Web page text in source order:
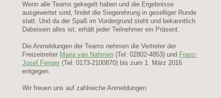
Wenn alle Teams gekegelt haben und die Ergebnisse
ausgewertet sind, findet die Siegerehrung in geselliger Runde
statt. Und da der Spaß im Vordergrund steht und bekanntlich
Dabeisein alles ist, erhält jeder Teilnehmer ein Präsent.
Die Anmeldungen der Teams nehmen die Vertreter der
Freizeitreiter Maria van Nahmen (Tel: 02802-4853) und Franz-
Josef Fenger (Tel: 0173-2100870) bis zum 1. März 2016
entgegen.
Wir freuen uns auf zahlreiche Anmeldungen.